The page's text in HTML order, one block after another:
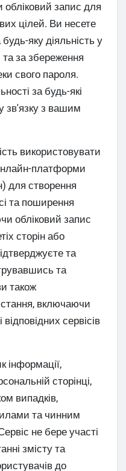
запис для
цілей. Ви несете
яку діяльність у
та за збереження
свого пароля.
за будь-які
зв'язку з вашим
використовувати
платформи
для створення
та поширення
обліковий запис
сторін або
та
та
також
включаючи
сервісів
інформації,
сторінці,
випадків,
та чинним
не бере участі
змісту та
до